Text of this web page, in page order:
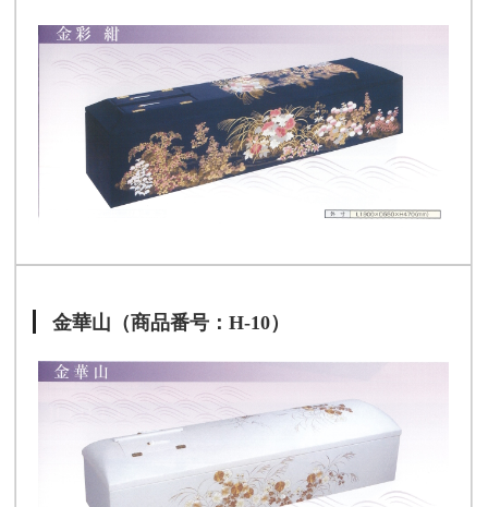
金華山（商品番号：H-10）